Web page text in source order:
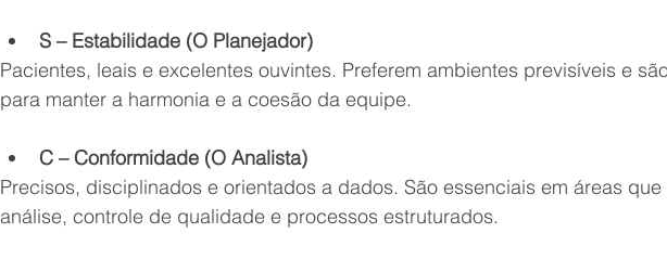
S – Estabilidade (O Planejador)
Pacientes, leais e excelentes ouvintes. Preferem ambientes previsíveis e
para manter a harmonia e a coesão da equipe.
C – Conformidade (O Analista)
Precisos, disciplinados e orientados a dados. São essenciais em áreas que
análise, controle de qualidade e processos estruturados.